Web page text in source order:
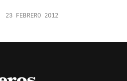
23 FEBRERO 2012